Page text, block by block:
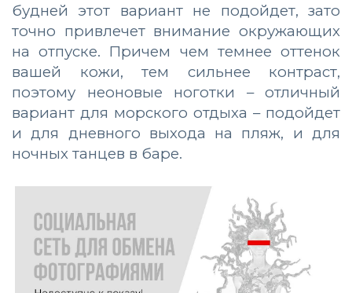
будней этот вариант не подойдет, зато
точно привлечет внимание окружающих
на отпуске. Причем чем темнее оттенок
вашей кожи, тем сильнее контраст,
поэтому неоновые ноготки – отличный
вариант для морского отдыха – подойдет
и для дневного выхода на пляж, и для
ночных танцев в баре.